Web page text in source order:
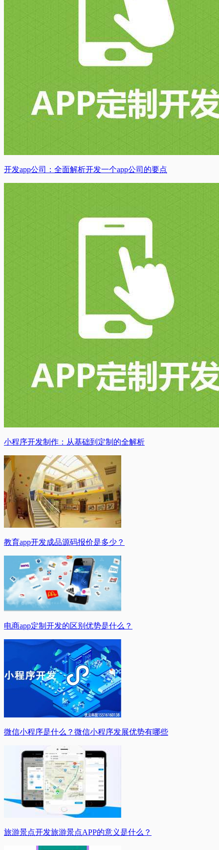
开发app公司：全面解析开发一个app公司的要点
小程序开发制作：从基础到定制的全解析
教育app开发成品源码报价是多少？
电商app定制开发的区别优势是什么？
微信小程序是什么？微信小程序发展优势有哪些
旅游景点开发旅游景点APP的意义是什么？